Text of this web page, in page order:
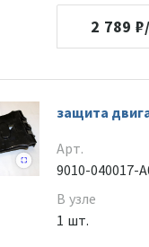
2 789
защита
Арт.
9010-040017-
В узле
1 шт.